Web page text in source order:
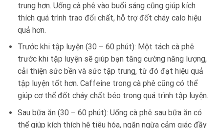
trung hơn. Uống cà phê vào buổi sáng cũng giúp kích
thích quá trình trao đổi chất, hỗ trợ đốt cháy calo hiệu
quả hơn.
Trước khi tập luyện (30 – 60 phút): Một tách cà phê
trước khi tập luyện sẽ giúp bạn tăng cường năng lượng,
cải thiện sức bền và sức tập trung, từ đó đạt hiệu quả
tập luyện tốt hơn. Caffeine trong cà phê cũng có thể
giúp cơ thể đốt cháy chất béo trong quá trình tập luyện.
Sau bữa ăn (30 – 60 phút): Uống cà phê sau bữa ăn có
thể giúp kích thích hệ tiêu hóa, ngăn ngừa cảm giác đầy